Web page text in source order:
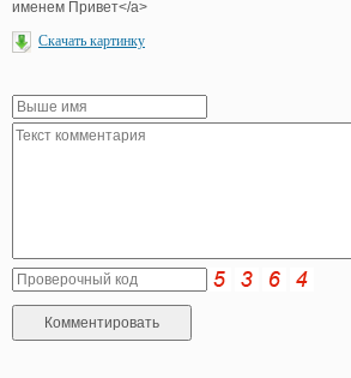
именем Привет</a>
Скачать картинку